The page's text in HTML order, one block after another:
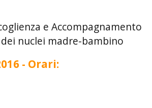
e Accompagnamento
nuclei madre-bambino
- Orari: